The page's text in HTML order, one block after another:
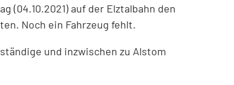
(04.10.2021) auf der Elztalbahn den
Noch ein Fahrzeug fehlt.
und inzwischen zu Alstom